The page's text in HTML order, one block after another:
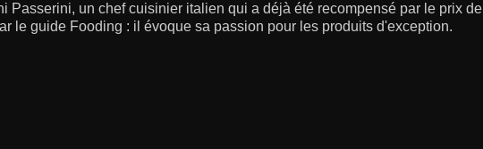
Passerini, un chef cuisinier italien qui a déjà été recompensé par le prix de
le guide Fooding : il évoque sa passion pour les produits d'exception.